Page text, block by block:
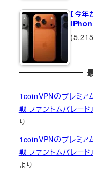
【今
1coinVPNのプレミア
戦 ファントムパレー
り
1coinVPNのプレミア
戦 ファントムパレー
より